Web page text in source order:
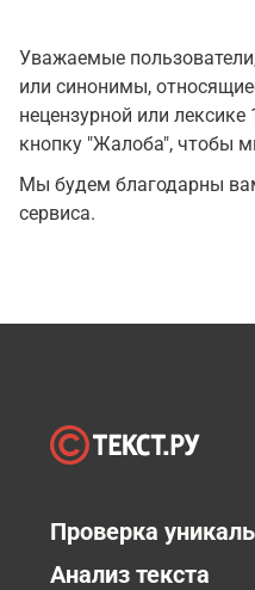
Уважаемые
или синонимы,
нецензурной или
кнопку "Жалоба", чтобы
Мы будем благодарны
сервиса.
Проверка
Анализ текста